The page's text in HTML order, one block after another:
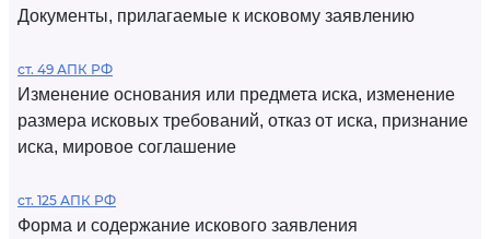
Документы, прилагаемые к исковому заявлению
ст. 49 АПК РФ
Изменение основания или предмета иска, изменение
размера исковых требований, отказ от иска, признание
иска, мировое соглашение
ст. 125 АПК РФ
Форма и содержание искового заявления